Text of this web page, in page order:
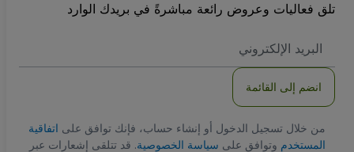
تلق فعاليات وعروض رائعة مباشرةً في بريدك الوارد
الاكتروني
انضم إلى القائمة
من خلال تسجيل الدخول أو إنشاء حساب، فإنك توافق على اتفاقية
المستخدم وتوافق على سياسة الخصوصية. قد تتلقى إشعارات عبر